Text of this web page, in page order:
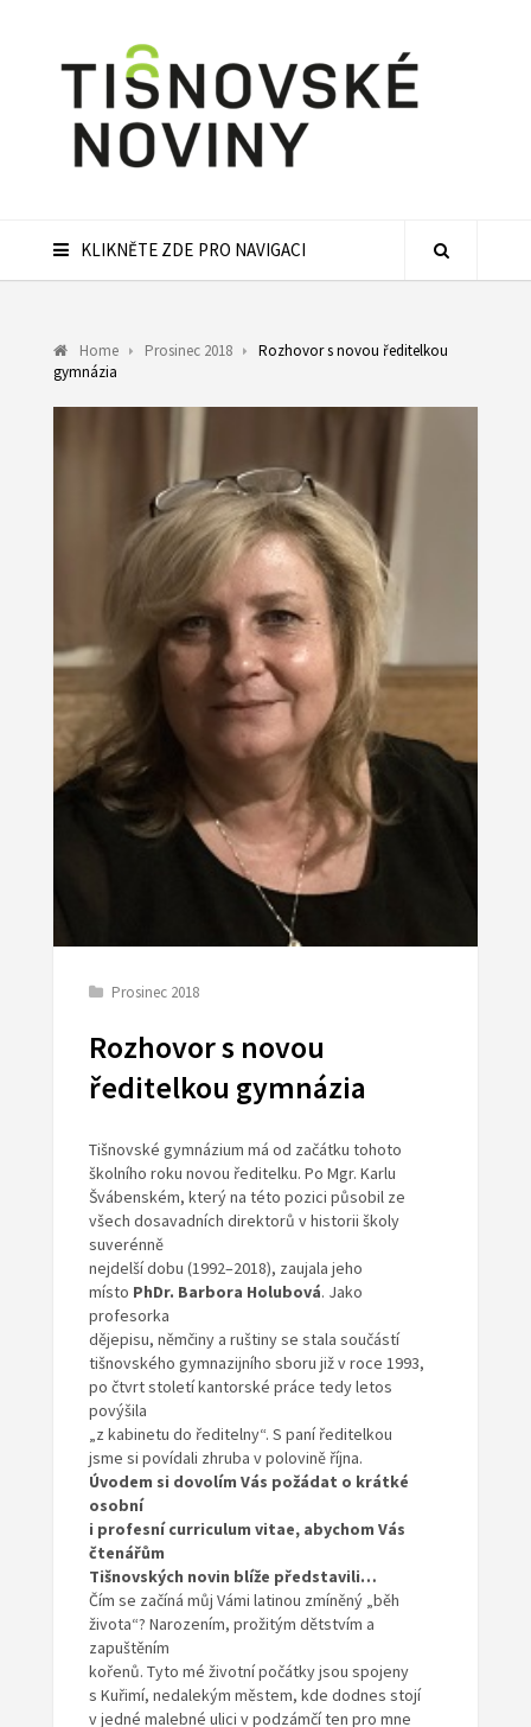
KLIKNĚTE ZDE PRO NAVIGACI
Home Prosinec 2018
Rozhovor s novou ředitelkou
gymnázia
Prosinec 2018
Rozhovor s novou
ředitelkou gymnázia
Tišnovské gymnázium má od začátku tohoto
školního roku novou ředitelku. Po Mgr. Karlu
Švábenském, který na této pozici působil ze
všech dosavadních direktorů v historii školy
suverénně
nejdelší dobu (1992–2018), zaujala jeho
místo PhDr. Barbora Holubová. Jako
profesorka
dějepisu, němčiny a ruštiny se stala součástí
tišnovského gymnazijního sboru již v roce 1993,
po čtvrt století kantorské práce tedy letos
povýšila
„z kabinetu do ředitelny“. S paní ředitelkou
jsme si povídali zhruba v polovině října.
Úvodem si dovolím Vás požádat o krátké
osobní
i profesní curriculum vitae, abychom Vás
čtenářům
Tišnovských novin blíže představili…
Čím se začíná můj Vámi latinou zmíněný „běh
života“? Narozením, prožitým dětstvím a
zapuštěním
kořenů. Tyto mé životní počátky jsou spojeny
s Kuřimí, nedalekým městem, kde dodnes stojí
v jedné malebné ulici v podzámčí ten pro mne